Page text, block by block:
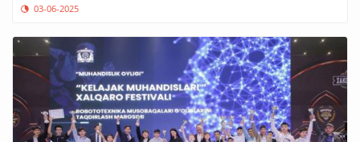
03-06-2025